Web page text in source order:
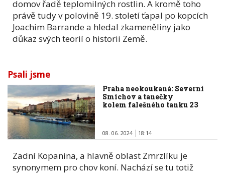
domov řadě teplomilných rostlin. A kromě toho
právě tudy v polovině 19. století ťapal po kopcích
Joachim Barrande a hledal zkameněliny jako
důkaz svých teorií o historii Země.
Psali jsme
Praha neokoukaná: Severní
Smíchov a tanečky
kolem falešného tanku 23
08. 06. 2024 18:14
Zadní Kopanina, a hlavně oblast Zmrzlíku je
synonymem pro chov koní. Nachází se tu totiž